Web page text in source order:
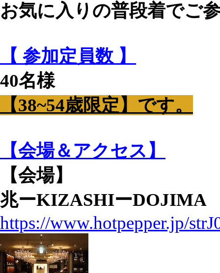
お気に入りの普段着でご
【 参加定員数 】
40名様
【38~54歳限定】です。
【会場＆アクセス】
【会場】
兆ーKIZASHIーDOJIMA
https://www.hotpepper.jp/